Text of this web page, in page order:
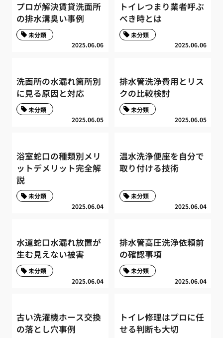
プロが解決賃貸洗面所
の排水溝臭い事例
2025.06.06
未分類
トイレつまり業者呼ぶ
べき時とは
2025.06.06
未分類
洗面所の水漏れ箇所別
に見る原因と対応
2025.06.05
未分類
排水管洗浄費用とリス
クの比較検討
2025.06.05
未分類
浴室蛇口の種類別メリ
ットデメリット完全解
説
2025.06.04
未分類
温水洗浄便座を自分で
取り付ける技術
2025.06.04
未分類
水道蛇口水漏れ放置が
生む見えない被害
2025.06.04
未分類
排水管高圧洗浄依頼前
の確認事項
2025.06.04
未分類
古い洗濯機ホース交換
の落とし穴事例
トイレ修理はプロに任
せる判断も大切